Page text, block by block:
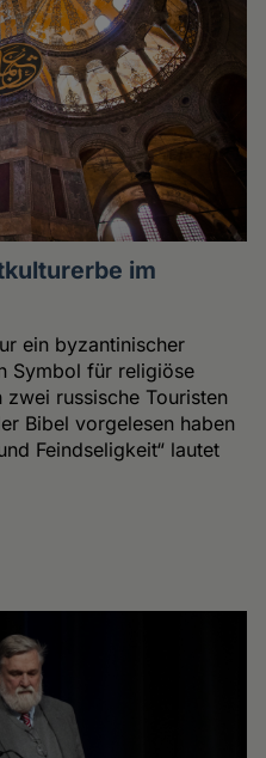
im
ein byzantinischer
Symbol für religiöse
russische Touristen
Bibel vorgelesen haben
Feindseligkeit“ lautet